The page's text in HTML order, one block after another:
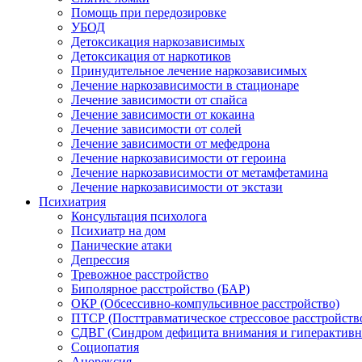
Помощь при передозировке
УБОД
Детоксикация наркозависимых
Детоксикация от наркотиков
Принудительное лечение наркозависимых
Лечение наркозависимости в стационаре
Лечение зависимости от спайса
Лечение зависимости от кокаина
Лечение зависимости от солей
Лечение зависимости от мефедрона
Лечение наркозависимости от героина
Лечение наркозависимости от метамфетамина
Лечение наркозависимости от экстази
Психиатрия
Консультация психолога
Психиатр на дом
Панические атаки
Депрессия
Тревожное расстройство
Биполярное расстройство (БАР)
ОКР (Обсессивно-компульсивное расстройство)
ПТСР (Посттравматическое стрессовое
СДВГ (Синдром дефицита внимания и
Социопатия